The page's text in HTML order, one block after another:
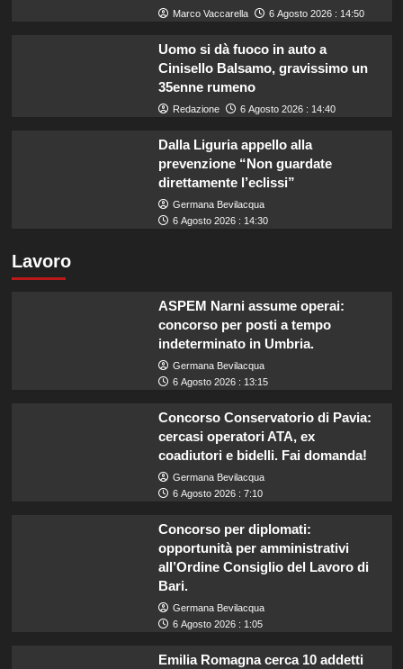
Marco Vaccarella 6 Agosto 2026 : 14:50
Uomo si dà fuoco in auto a
Cinisello Balsamo, gravissimo un
35enne rumeno
Redazione 6 Agosto 2026 : 14:40
Dalla Liguria appello alla
prevenzione “Non guardate
direttamente l’eclissi”
Germana Bevilacqua
6 Agosto 2026 : 14:30
Lavoro
ASPEM Narni assume operai:
concorso per posti a tempo
indeterminato in Umbria.
Germana Bevilacqua
6 Agosto 2026 : 13:15
Concorso Conservatorio di Pavia:
cercasi operatori ATA, ex
coadiutori e bidelli. Fai domanda!
Germana Bevilacqua
6 Agosto 2026 : 7:10
Concorso per diplomati:
opportunità per amministrativi
all’Ordine Consiglio del Lavoro di
Bari.
Germana Bevilacqua
6 Agosto 2026 : 1:05
Emilia Romagna cerca 10 addetti